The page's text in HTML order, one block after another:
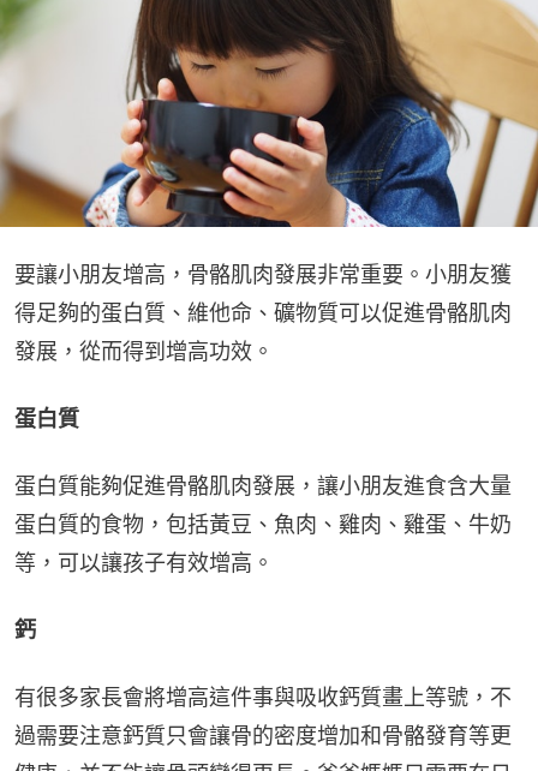
要讓小朋友增高，骨骼肌肉發展非常重要。小朋友獲
得足夠的蛋白質、維他命、礦物質可以促進骨骼肌肉
發展，從而得到增高功效。
蛋白質
蛋白質能夠促進骨骼肌肉發展，讓小朋友進食含大量
蛋白質的食物，包括黃豆、魚肉、雞肉、雞蛋、牛奶
等，可以讓孩子有效增高。
鈣
有很多家長會將增高這件事與吸收鈣質畫上等號，不
過需要注意鈣質只會讓骨的密度增加和骨骼發育等更